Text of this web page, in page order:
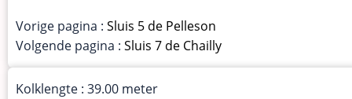
Vorige pagina : Sluis 5 de Pelleson
Volgende pagina : Sluis 7 de Chailly
Kolklengte : 39.00 meter